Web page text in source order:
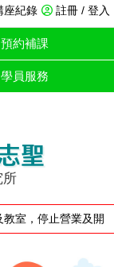
註冊 / 登入
座紀錄
預約補課
學員服務
聖
所
室，停止營業及開